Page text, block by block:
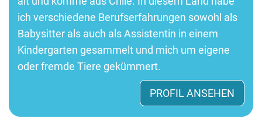
ich verschiedene Berufserfahrungen sowohl als
Babysitter als auch als Assistentin in einem
Kindergarten gesammelt und mich um eigene
oder fremde Tiere gekümmert.
PROFIL ANSEHEN